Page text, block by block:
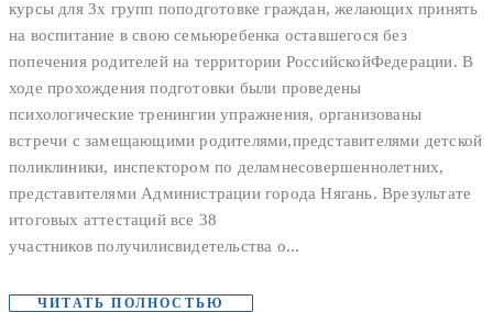
курсы для 3х групп поподготовке граждан, желающих принять
на воспитание в свою семьюребенка оставшегося без
попечения родителей на территории РоссийскойФедерации. В
ходе прохождения подготовки были проведены
психологические тренингии упражнения, организованы
встречи с замещающими родителями,представителями детской
поликлиники, инспектором по деламнесовершеннолетних,
представителями Администрации города Нягань. Врезультате
итоговых аттестаций все 38
участников получилисвидетельства о...
ЧИТАТЬ ПОЛНОСТЬЮ